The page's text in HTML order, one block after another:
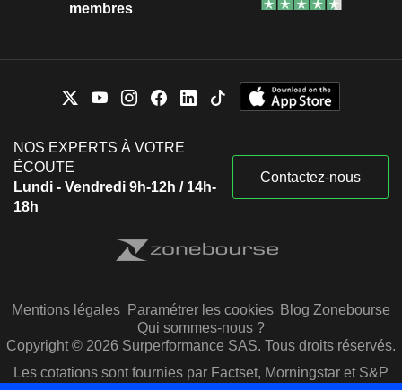
membres
NOS EXPERTS À VOTRE
ÉCOUTE
Lundi - Vendredi 9h-12h / 14h-
18h
Contactez-nous
Mentions légales Paramétrer les cookies Blog Zonebourse
Qui sommes-nous ?
Copyright © 2026 Surperformance SAS. Tous droits réservés.
Les cotations sont fournies par Factset, Morningstar et S&P